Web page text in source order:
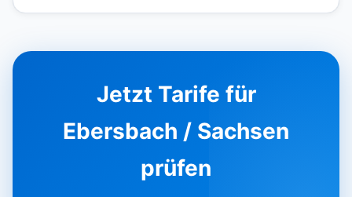
Jetzt Tarife für
Ebersbach / Sachsen
prüfen